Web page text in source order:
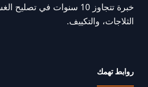
خبرة تتجاوز 10 سنوات في تصليح
الثلاجات، والتكييف.
روابط تهمك